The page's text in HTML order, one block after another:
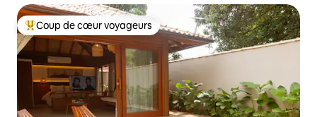
Coups de cœur voyageurs les plus appréciés
Coup de cœur voyageurs